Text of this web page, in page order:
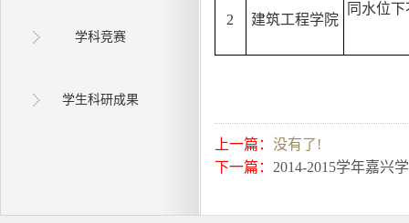
学科竞赛
学生科研成果
2 建筑工程学院
同水位
上一篇： 没有了!
下一篇： 2014-2015学年嘉兴